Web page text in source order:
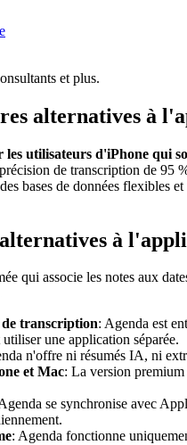
et plus.
alternatives à
utilisateurs d'iPhone qui
de transcription de 95
bases de données flexibles
à
qui associe les notes aux
de transcription: Agenda est
une application séparée.
n'offre ni résumés IA, ni
et Mac: La version
se synchronise avec
: Agenda fonctionne